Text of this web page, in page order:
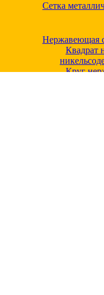
Сетка
Нержавеющая
Квадрат
Круг